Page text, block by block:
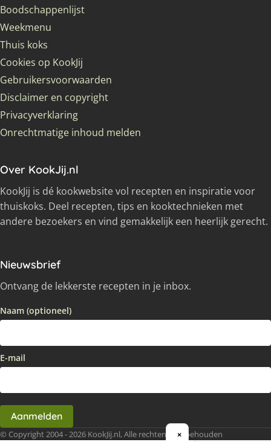
Boodschappenlijst
Weekmenu
Thuis koks
Cookies op KookJij
Gebruikersvoorwaarden
Disclaimer en copyright
Privacyverklaring
Onrechtmatige inhoud melden
Over KookJij.nl
KookJij is dé kookwebsite vol recepten en inspiratie voor
thuiskoks. Deel recepten, tips en kooktechnieken met
andere bezoekers en vind gemakkelijk een heerlijk gerecht.
Nieuwsbrief
Ontvang de lekkerste recepten in je inbox.
Naam (optioneel)
E-mail
Aanmelden
© Copyright 2004 - 2026 KookJij.nl, Alle rechten voorbehouden
×